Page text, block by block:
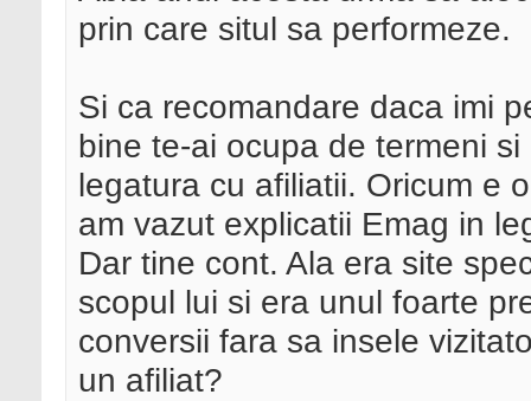
prin care situl sa performeze.
Si ca recomandare daca imi
bine te-ai ocupa de termeni
legatura cu afiliatii. Oricum e
am vazut explicatii Emag in
Dar tine cont. Ala era site
scopul lui si era unul foarte
conversii fara sa insele
un afiliat?